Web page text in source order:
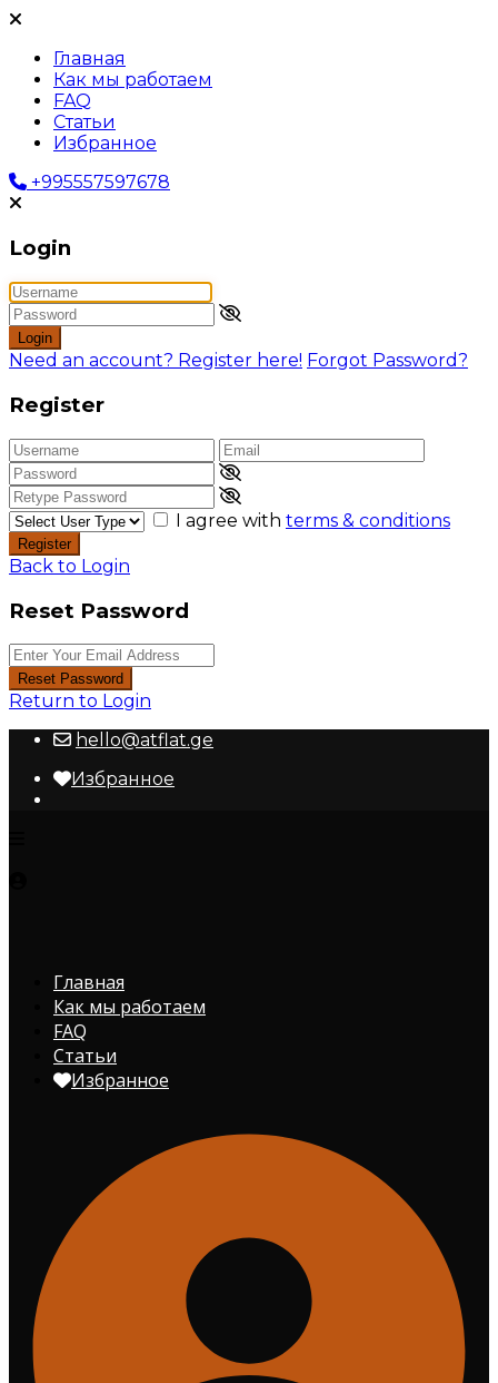
Главная
Как мы работаем
FAQ
Статьи
Избранное
+995557597678
Login
Login
Need an account? Register here! Forgot Password?
Register
I agree with terms & conditions
Register
Back to Login
Reset Password
Reset Password
Return to Login
hello@atflat.ge
Избранное
Главная
Как мы работаем
FAQ
Статьи
Избранное